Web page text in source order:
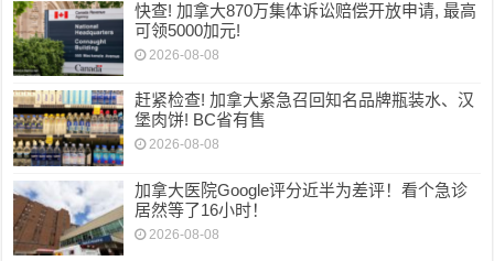
快查! 加拿大870万集体诉讼赔偿开放申请, 最高
可领5000加元!
2026-08-08
赶紧检查! 加拿大紧急召回知名品牌瓶装水、汉
堡肉饼! BC省有售
2026-08-08
加拿大医院Google评分近半为差评！看个急诊
居然等了16小时！
2026-08-08